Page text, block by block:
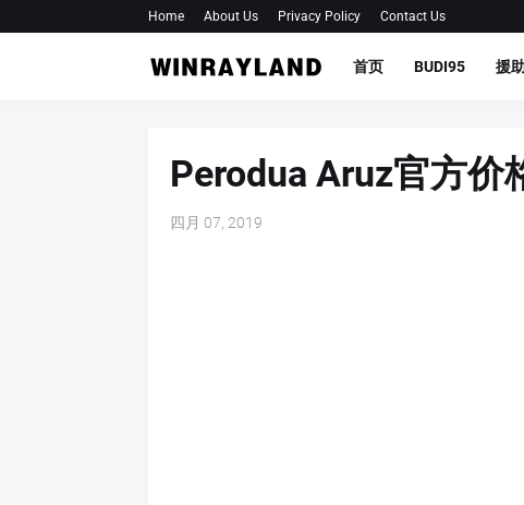
Home About Us Privacy Policy Contact Us
首页 BUDI95 援
Perodua Aruz官方价
四月 07, 2019